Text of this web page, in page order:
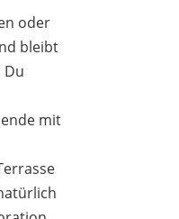
oder
bleibt
Du
mit